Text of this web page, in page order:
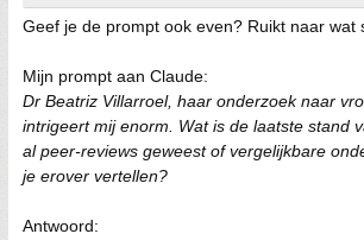
Geef je de prompt ook even? Ruikt naar wat
Mijn prompt aan Claude:
Dr Beatriz Villarroel, haar onderzoek naar
intrigeert mij enorm. Wat is de laatste stand
al peer-reviews geweest of vergelijkbare
je erover vertellen?
Antwoord: